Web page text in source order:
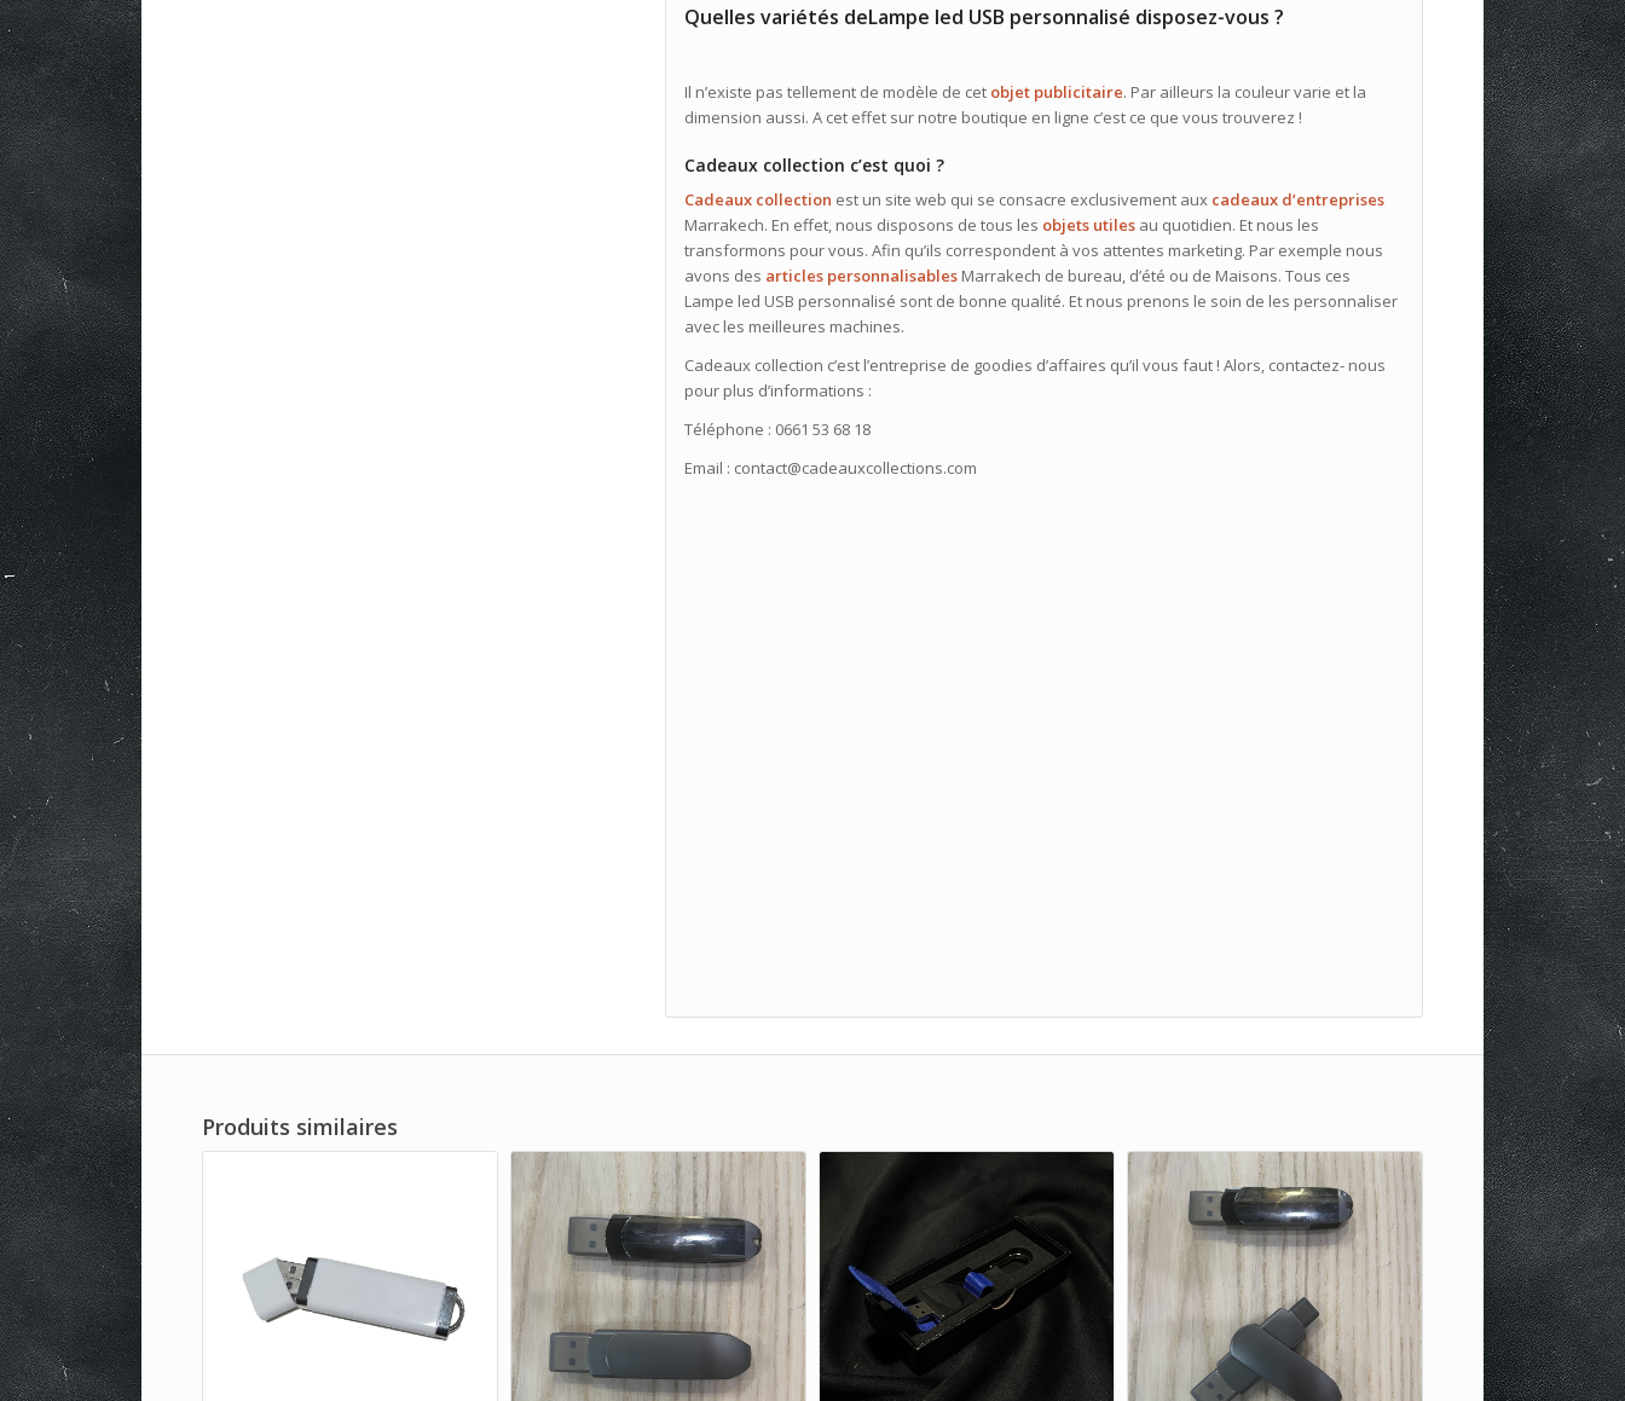
Quelles variétés deLampe led USB personnalisé disposez-vous ?
Il n’existe pas tellement de modèle de cet objet publicitaire. Par ailleurs la couleur varie et la
dimension aussi. A cet effet sur notre boutique en ligne c’est ce que vous trouverez !
Cadeaux collection c’est quoi ?
Cadeaux collection est un site web qui se consacre exclusivement aux cadeaux d’entreprises
Marrakech. En effet, nous disposons de tous les objets utiles au quotidien. Et nous les
transformons pour vous. Afin qu’ils correspondent à vos attentes marketing. Par exemple nous
avons des articles personnalisables Marrakech de bureau, d’été ou de Maisons. Tous ces
Lampe led USB personnalisé sont de bonne qualité. Et nous prenons le soin de les personnaliser
avec les meilleures machines.
Cadeaux collection c’est l’entreprise de goodies d’affaires qu’il vous faut ! Alors, contactez- nous
pour plus d’informations :
Téléphone : 0661 53 68 18
Email : contact@cadeauxcollections.com
Produits similaires